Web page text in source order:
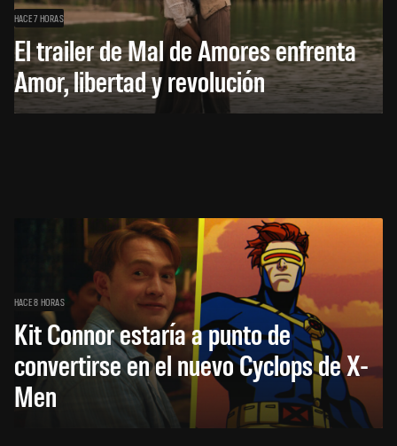
HACE 7 HORAS
El trailer de Mal de Amores enfrenta
Amor, libertad y revolución
HACE 8 HORAS
Kit Connor estaría a punto de
convertirse en el nuevo Cyclops de X-
Men